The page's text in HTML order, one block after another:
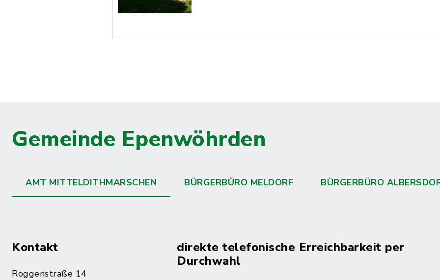
Gemeinde Epenwöhrden
AMT MITTELDITHMARSCHEN BÜRGERBÜRO MELDORF BÜRGERBÜRO
Kontakt
Roggenstraße 14
direkte telefonische Erreichbarkeit per
Durchwahl